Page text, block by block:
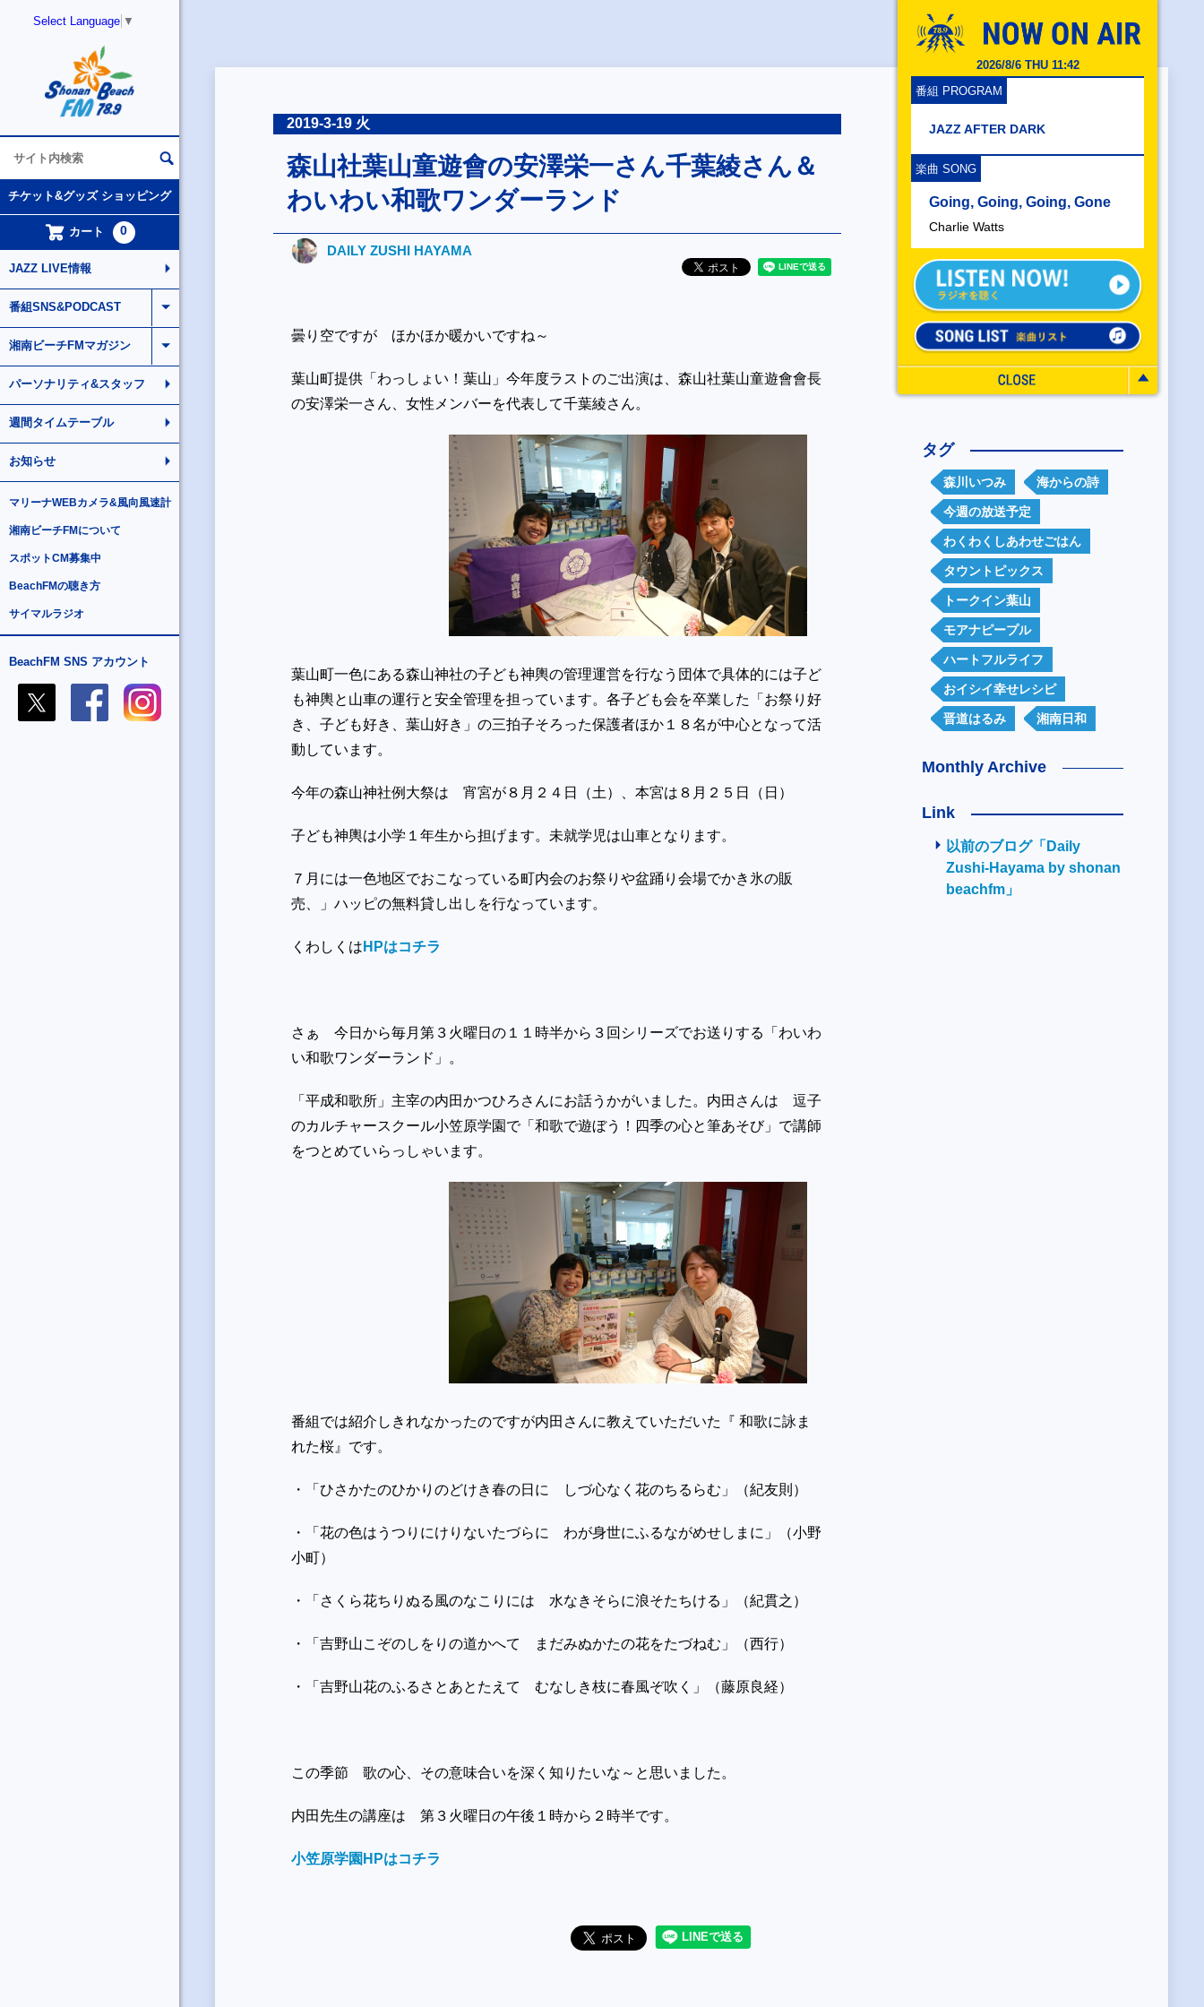
Select Language ▼
2026/8/6 THU 11:42
番組 PROGRAM
JAZZ AFTER DARK
楽曲 SONG
Going, Going, Going, Gone
Charlie Watts
チケット&グッズ ショッピング
カート 0
JAZZ LIVE情報
番組SNS&PODCAST
湘南ビーチFMマガジン
パーソナリティ&スタッフ
週間タイムテーブル
お知らせ
マリーナWEBカメラ&風向風速計
湘南ビーチFMについて
スポットCM募集中
BeachFMの聴き方
サイマルラジオ
BeachFM SNS アカウント
2019-3-19 火
森山社葉山童遊會の安澤栄一さん千葉綾さん＆
わいわい和歌ワンダーランド
DAILY ZUSHI HAYAMA
曇り空ですが ほかほか暖かいですね～
葉山町提供「わっしょい！葉山」今年度ラストのご出演は、森山社葉山童遊會會長
の安澤栄一さん、女性メンバーを代表して千葉綾さん。
葉山町一色にある森山神社の子ども神輿の管理運営を行なう団体で具体的には子ど
も神輿と山車の運行と安全管理を担っています。各子ども会を卒業した「お祭り好
き、子ども好き、葉山好き」の三拍子そろった保護者ほか１８名が中心となって活
動しています。
今年の森山神社例大祭は 宵宮が８月２４日（土）、本宮は８月２５日（日）
子ども神輿は小学１年生から担げます。未就学児は山車となります。
７月には一色地区でおこなっている町内会のお祭りや盆踊り会場でかき氷の販
売、」ハッピの無料貸し出しを行なっています。
くわしくは HPはコチラ
さぁ 今日から毎月第３火曜日の１１時半から３回シリーズでお送りする「わいわ
い和歌ワンダーランド」。
「平成和歌所」主宰の内田かつひろさんにお話うかがいました。内田さんは 逗子
のカルチャースクール小笠原学園で「和歌で遊ぼう！四季の心と筆あそび」で講師
をつとめていらっしゃいます。
番組では紹介しきれなかったのですが内田さんに教えていただいた『 和歌に詠ま
れた桜』です。
・「ひさかたのひかりのどけき春の日に しづ心なく花のちるらむ」（紀友則）
・「花の色はうつりにけりないたづらに わが身世にふるながめせしまに」（小野
小町）
・「さくら花ちりぬる風のなこりには 水なきそらに浪そたちける」（紀貫之）
・「吉野山こぞのしをりの道かへて まだみぬかたの花をたづねむ」（西行）
・「吉野山花のふるさとあとたえて むなしき枝に春風ぞ吹く」（藤原良経）
この季節 歌の心、その意味合いを深く知りたいな～と思いました。
内田先生の講座は 第３火曜日の午後１時から２時半です。
小笠原学園HPはコチラ
タグ
森川いつみ 海からの詩
今週の放送予定
わくわくしあわせごはん
タウントピックス
トークイン葉山
モアナピープル
ハートフルライフ
おイシイ幸せレシピ
晋道はるみ 湘南日和
Monthly Archive
Link
以前のブログ「Daily
Zushi-Hayama by shonan
beachfm」